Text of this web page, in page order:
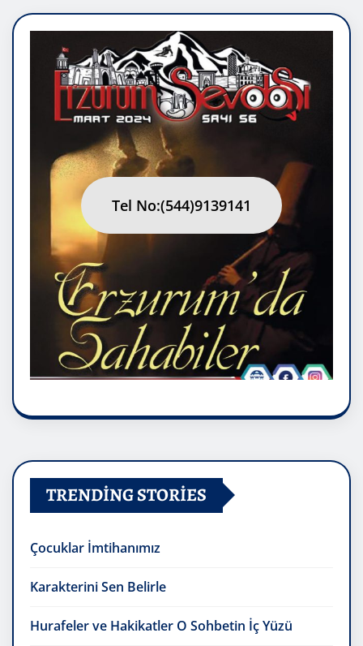
Tel No:(544)9139141
TRENDING STORIES
Çocuklar İmtihanımız
Karakterini Sen Belirle
Hurafeler ve Hakikatler O Sohbetin İç Yüzü